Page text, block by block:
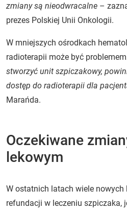
zmiany są nieodwracalne –
prezes Polskiej Unii Onkologii.
W mniejszych ośrodkach
radioterapii może być
stworzyć unit szpiczakowy,
dostęp do radioterapii dla
Marańda.
Oczekiwane
lekowym
W ostatnich latach wiele nowych
refundacji w leczeniu szpiczaka,